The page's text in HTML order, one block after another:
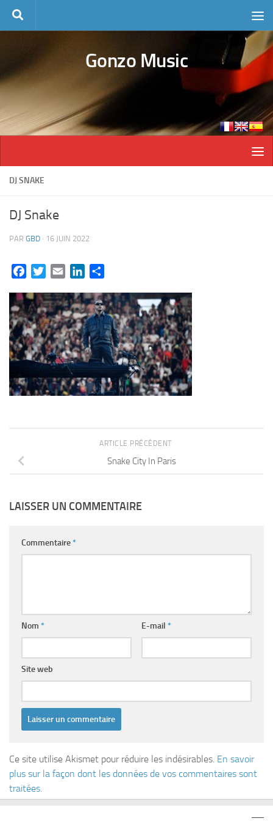
Skip to content
Gonzo Music
DJ SNAKE
DJ Snake
PAR GBD · 16 JUIN 2022
FacebookTwitterEmail LinkedIn
ARTICLE PRÉCÉDENT
Snake City In Paris
LAISSER UN COMMENTAIRE
Commentaire*
Nom * E-mail *
Site web
Ce site utilise Akismet pour réduire les indésirables. En savoir
plus sur la façon dont les données de vos commentaires sont
traitées.